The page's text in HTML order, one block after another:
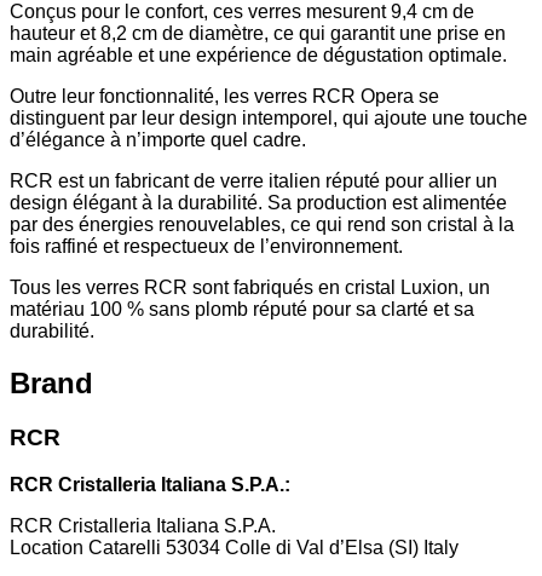
Conçus pour le confort, ces verres mesurent 9,4 cm de
hauteur et 8,2 cm de diamètre, ce qui garantit une prise en
main agréable et une expérience de dégustation optimale.
Outre leur fonctionnalité, les verres RCR Opera se
distinguent par leur design intemporel, qui ajoute une touche
d’élégance à n’importe quel cadre.
RCR est un fabricant de verre italien réputé pour allier un
design élégant à la durabilité. Sa production est alimentée
par des énergies renouvelables, ce qui rend son cristal à la
fois raffiné et respectueux de l’environnement.
Tous les verres RCR sont fabriqués en cristal Luxion, un
matériau 100 % sans plomb réputé pour sa clarté et sa
durabilité.
Brand
RCR
RCR Cristalleria Italiana S.P.A.:
RCR Cristalleria Italiana S.P.A.
Location Catarelli 53034 Colle di Val d’Elsa (SI) Italy